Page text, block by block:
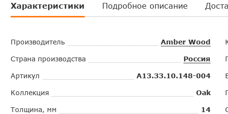
Характеристики Подробное описание
Производитель Amber Wood
Страна производства Россия
Артикул А13.33.10.148-004
Коллекция Oak
Толщина, мм 14